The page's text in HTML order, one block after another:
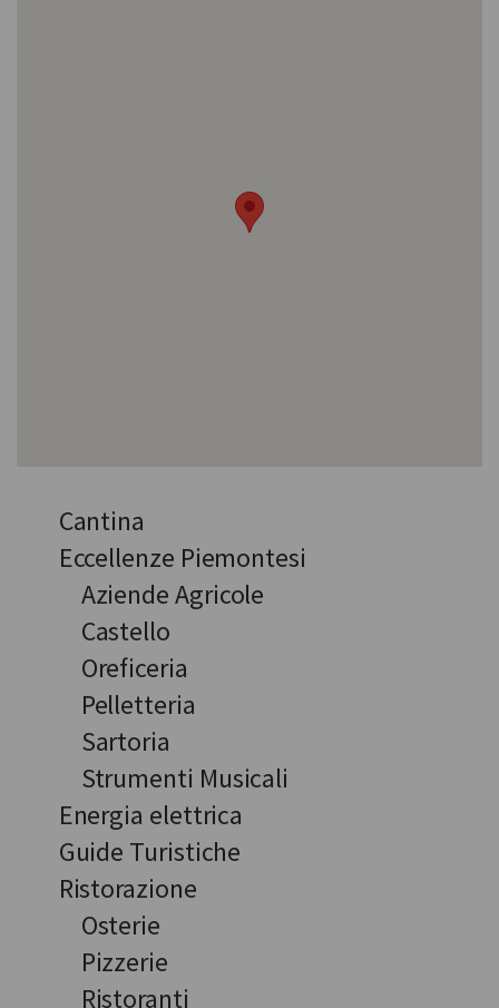
Cantina
Eccellenze Piemontesi
Aziende Agricole
Castello
Oreficeria
Pelletteria
Sartoria
Strumenti Musicali
Energia elettrica
Guide Turistiche
Ristorazione
Osterie
Pizzerie
Ristoranti